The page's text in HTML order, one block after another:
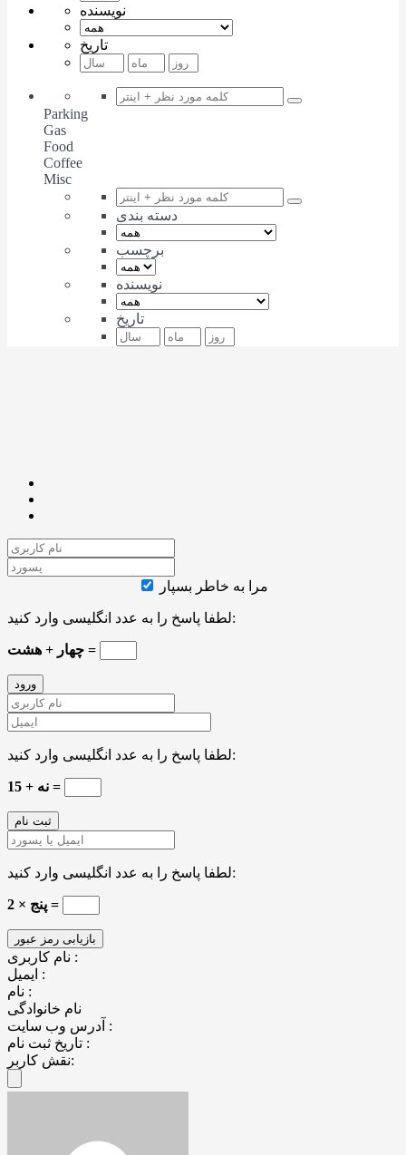
نویسنده
تاریخ
Parking
Gas
Food
Coffee
Misc
دسته بندی
برچسب
نویسنده
تاریخ
مرا به خاطر بسپار
لطفا پاسخ را به عدد انگلیسی وارد کنید:
چهار + هشت =
لطفا پاسخ را به عدد انگلیسی وارد کنید:
15 + نه =
لطفا پاسخ را به عدد انگلیسی وارد کنید:
2 × پنج =
نام کاربری :
ایمیل :
نام :
نام خانوادگی
آدرس وب سایت :
تاریخ ثبت نام :
نقش کاربر: